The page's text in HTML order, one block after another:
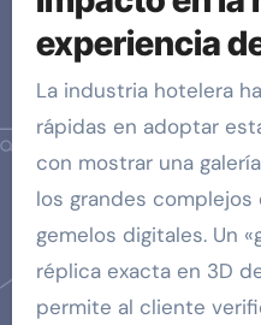
experiencia
La industria hotelera
rápidas en adoptar
con mostrar una
los grandes
gemelos digitales. Un
réplica exacta en 3D
permite al cliente